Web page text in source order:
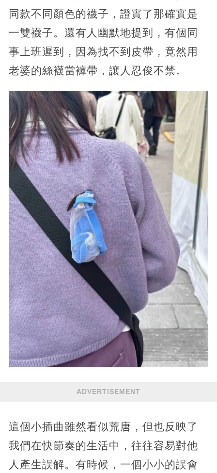
同款不同顏色的襪子，證實了那確實是
一雙襪子。還有人幽默地提到，有個同
事上班遲到，因為找不到皮帶，竟然用
老婆的絲襪當褲帶，讓人忍俊不禁。
ADVERTISEMENT
這個小插曲雖然看似荒唐，但也反映了
我們在快節奏的生活中，往往容易對他
人產生誤解。有時候，一個小小的誤會